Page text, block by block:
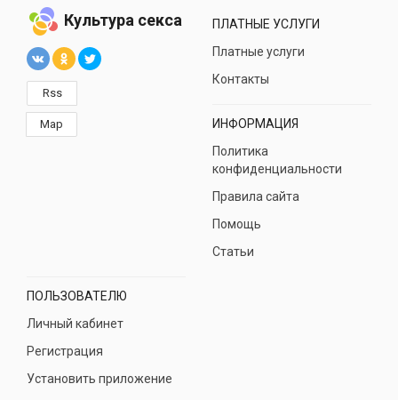
Культура секса
Rss
Map
ПЛАТНЫЕ УСЛУГИ
Платные услуги
Контакты
ИНФОРМАЦИЯ
Политика
конфиденциальности
Правила сайта
Помощь
Статьи
ПОЛЬЗОВАТЕЛЮ
Личный кабинет
Регистрация
Установить приложение